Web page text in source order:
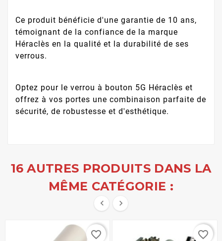
Ce produit bénéficie d'une garantie de 10 ans,
témoignant de la confiance de la marque
Héraclès en la qualité et la durabilité de ses
verrous.
Optez pour le verrou à bouton 5G Héraclès et
offrez à vos portes une combinaison parfaite de
sécurité, de robustesse et d'esthétique.
16 AUTRES PRODUITS DANS LA
MÊME CATÉGORIE :
 
favorite_border favorite_border